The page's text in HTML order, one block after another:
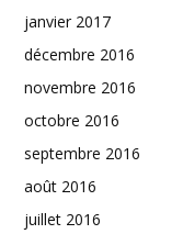
janvier 2017
décembre 2016
novembre 2016
octobre 2016
septembre 2016
août 2016
juillet 2016